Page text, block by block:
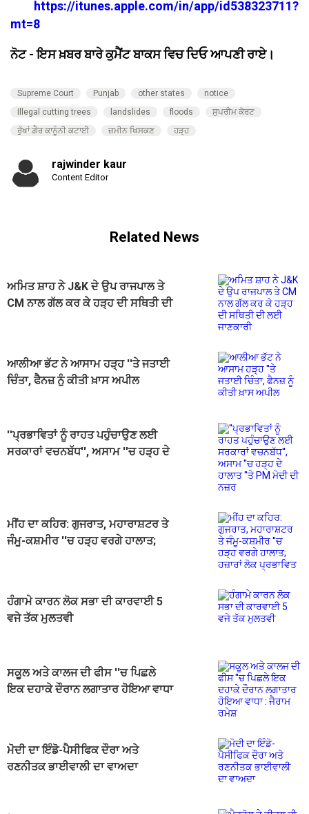
https://itunes.apple.com/in/app/id538323711?
mt=8
ਨੋਟ - ਇਸ ਖ਼ਬਰ ਬਾਰੇ ਕੁਮੈਂਟ ਬਾਕਸ ਵਿਚ ਦਿਓ ਆਪਣੀ ਰਾਏ।
Supreme Court Punjab other states
notice
Illegal cutting trees
landslides floods
ਸੁਪਰੀਮ ਕੋਰਟ
ਰੁੱਖਾਂ ਗ਼ੈਰ ਕਾਨੂੰਨੀ ਕਟਾਈ
ਜ਼ਮੀਨ ਖਿਸਕਣ ਹੜ੍ਹ
rajwinder kaur
Content Editor
Related News
ਅਮਿਤ ਸ਼ਾਹ ਨੇ J&K ਦੇ ਉਪ ਰਾਜਪਾਲ ਤੇ
CM ਨਾਲ ਗੱਲ ਕਰ ਕੇ ਹੜ੍ਹ ਦੀ ਸਥਿਤੀ ਦੀ
ਆਲੀਆ ਭੱਟ ਨੇ ਆਸਾਮ ਹੜ੍ਹ ''ਤੇ ਜਤਾਈ
ਚਿੰਤਾ, ਫੈਨਜ਼ ਨੂੰ ਕੀਤੀ ਖ਼ਾਸ ਅਪੀਲ
''ਪ੍ਰਭਾਵਿਤਾਂ ਨੂੰ ਰਾਹਤ ਪਹੁੰਚਾਉਣ ਲਈ
ਸਰਕਾਰਾਂ ਵਚਨਬੱਧ'', ਅਸਾਮ ''ਚ ਹੜ੍ਹ ਦੇ
ਮੀਂਹ ਦਾ ਕਹਿਰ: ਗੁਜਰਾਤ, ਮਹਾਰਾਸ਼ਟਰ ਤੇ
ਜੰਮੂ-ਕਸ਼ਮੀਰ ''ਚ ਹੜ੍ਹ ਵਰਗੇ ਹਾਲਾਤ;
ਹੰਗਾਮੇ ਕਾਰਨ ਲੋਕ ਸਭਾ ਦੀ ਕਾਰਵਾਈ 5
ਵਜੇ ਤੱਕ ਮੁਲਤਵੀ
ਸਕੂਲ ਅਤੇ ਕਾਲਜ ਦੀ ਫੀਸ ''ਚ ਪਿਛਲੇ
ਇਕ ਦਹਾਕੇ ਦੌਰਾਨ ਲਗਾਤਾਰ ਹੋਇਆ ਵਾਧਾ
ਮੋਦੀ ਦਾ ਇੰਡੋ-ਪੈਸੀਫਿਕ ਦੌਰਾ ਅਤੇ
ਰਣਨੀਤਕ ਭਾਈਵਾਲੀ ਦਾ ਵਾਅਦਾ